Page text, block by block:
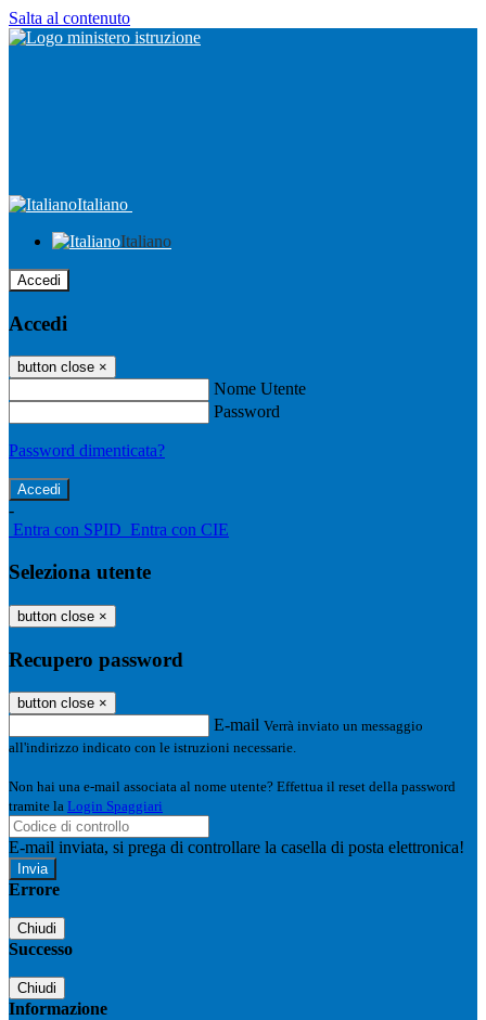
Salta al contenuto
Italiano
Italiano
Accedi
Accedi
button close ×
Nome Utente
Password
Password dimenticata?
-
Entra con SPID Entra con CIE
Seleziona utente
button close ×
Recupero password
button close ×
E-mail Verrà inviato un messaggio
all'indirizzo indicato con le istruzioni necessarie.
Non hai una e-mail associata al nome utente? Effettua il reset della password
tramite la Login Spaggiari
E-mail inviata, si prega di controllare la casella di posta elettronica!
Errore
Chiudi
Successo
Chiudi
Informazione